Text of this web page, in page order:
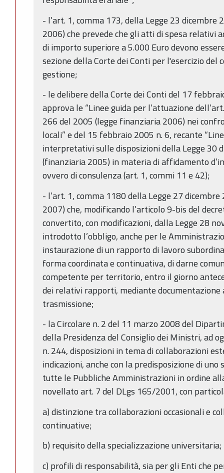
- l’art. 1, comma 173, della Legge 23 dicembre
2006) che prevede che gli atti di spesa relativi
di importo superiore a 5.000 Euro devono
sezione della Corte dei Conti per l'esercizio del
gestione;
- le delibere della Corte dei Conti del 17
approva le “Linee guida per l’attuazione
266 del 2005 (legge finanziaria 2006) nei
locali” e del 15 febbraio 2005 n. 6, recante
interpretativi sulle disposizioni della Legge 30
(finanziaria 2005) in materia di affidamento
ovvero di consulenza (art. 1, commi 11 e 42);
- l’art. 1, comma 1180 della Legge 27
2007) che, modificando l’articolo 9-bis del
convertito, con modificazioni, dalla Legge 28
introdotto l’obbligo, anche per le
instaurazione di un rapporto di lavoro
forma coordinata e continuativa, di darne
competente per territorio, entro il giorno
dei relativi rapporti, mediante documentazione
trasmissione;
- la Circolare n. 2 del 11 marzo 2008 del
della Presidenza del Consiglio dei Ministri, ad
n. 244, disposizioni in tema di collaborazioni
indicazioni, anche con la predisposizione di
tutte le Pubbliche Amministrazioni in ordine
novellato art. 7 del DLgs 165/2001, con
a) distinzione tra collaborazioni occasionali e
continuative;
b) requisito della specializzazione universitaria;
c) profili di responsabilità, sia per gli Enti che